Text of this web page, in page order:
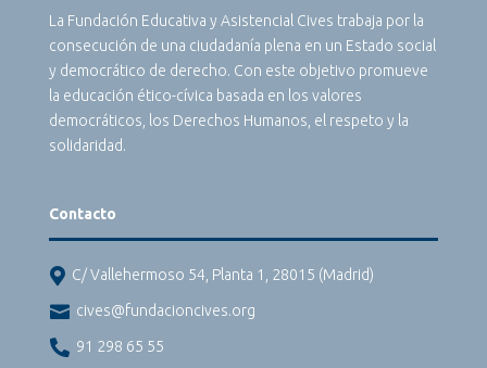
La Fundación Educativa y Asistencial Cives trabaja por la
consecución de una ciudadanía plena en un Estado social
y democrático de derecho. Con este objetivo promueve
la educación ético-cívica basada en los valores
democráticos, los Derechos Humanos, el respeto y la
solidaridad.
Contacto
 C/ Vallehermoso 54, Planta 1, 28015 (Madrid)
 cives@fundacioncives.org
 91 298 65 55